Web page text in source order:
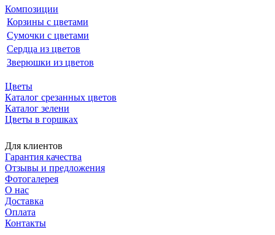
Композиции
Корзины с цветами
Сумочки с цветами
Сердца из цветов
Зверюшки из цветов
Цветы
Каталог срезанных цветов
Каталог зелени
Цветы в горшках
Для клиентов
Гарантия качества
Отзывы и предложения
Фотогалерея
О нас
Доставка
Оплата
Контакты